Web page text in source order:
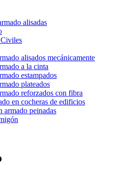
alisadas
alisados mecánicamente
a la cinta
estampados
plateados
reforzados con fibra
en cocheras de edificios
armado peinadas